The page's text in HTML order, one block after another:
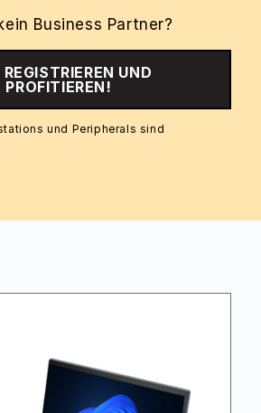
Business Partner?
REGISTRIEREN UND
PROFITIEREN!
und Peripherals sind